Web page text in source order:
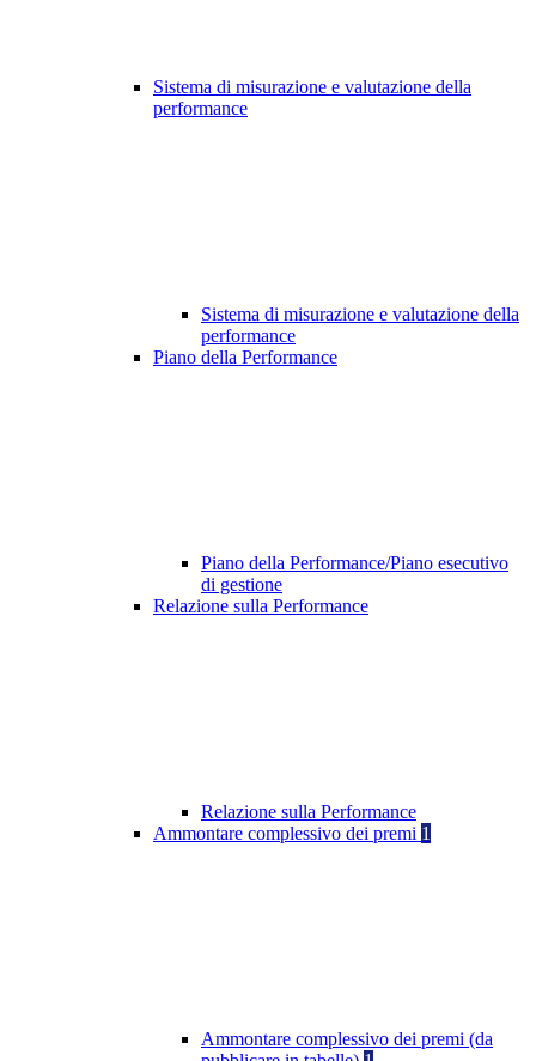
Sistema di misurazione e valutazione della
performance
Sistema di misurazione e valutazione della
performance
Piano della Performance
Piano della Performance/Piano esecutivo
di gestione
Relazione sulla Performance
Relazione sulla Performance
Ammontare complessivo dei premi 1
Ammontare complessivo dei premi (da